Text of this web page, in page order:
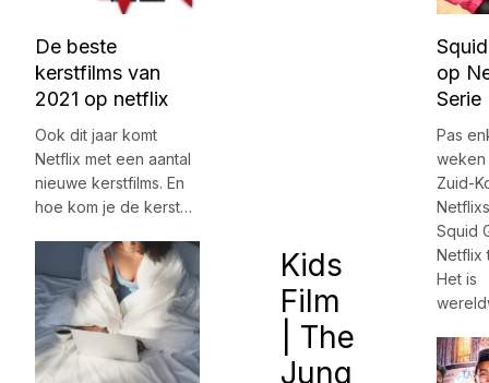
De beste
kerstfilms van
2021 op netflix
Ook dit jaar komt
Netflix met een aantal
nieuwe kerstfilms. En
hoe kom je de kerst…
Kids
Film
| The
Jung
op
Serie
Pas
weken
Zuid-
Squid
Netflix
Het is